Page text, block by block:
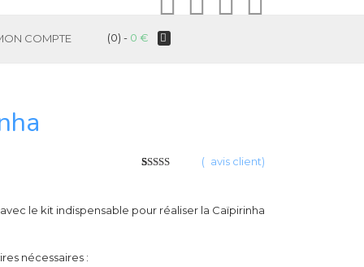
COMPTE (0) - 0 €
( avis client)
le kit indispensable pour réaliser la Caïpirinha
nécessaires :